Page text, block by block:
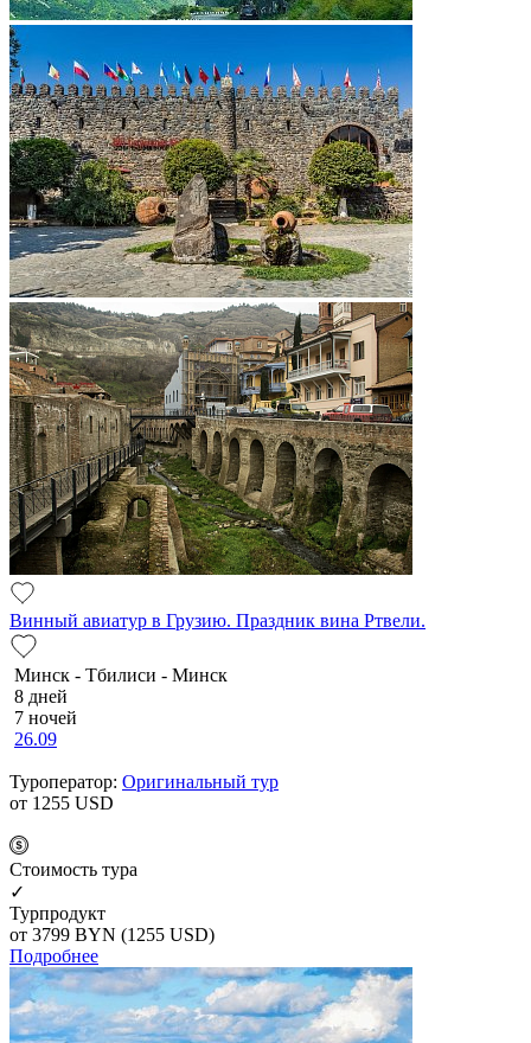
Винный авиатур в Грузию. Праздник вина Ртвели.
Минск - Тбилиси - Минск
8 дней
7 ночей
26.09
Туроператор: Оригинальный тур
от 1255 USD
Cтоимость тура
✓
Турпродукт
от 3799 BYN (1255 USD)
Подробнее